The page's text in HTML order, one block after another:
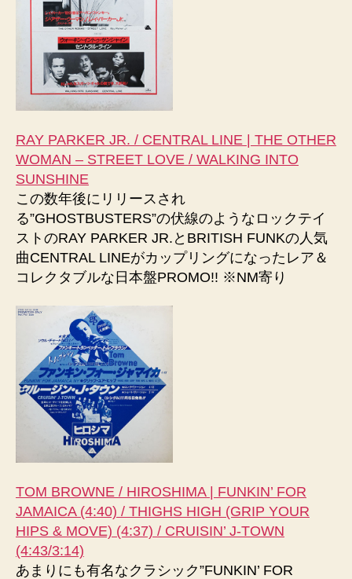
RAY PARKER JR. / CENTRAL LINE | THE OTHER
WOMAN – STREET LOVE / WALKING INTO
SUNSHINE
この数年後にリリースされ
る”GHOSTBUSTERS”の伏線のようなロックテイ
ストのRAY PARKER JR.とBRITISH FUNKの人気
曲CENTRAL LINEがカップリングになったレア＆
コレクタブルな日本盤PROMO!! ※NM寄り
TOM BROWNE / HIROSHIMA | FUNKIN’ FOR
JAMAICA (4:40) / THIGHS HIGH (GRIP YOUR
HIPS & MOVE) (4:37) / CRUISIN’ J-TOWN
(4:43/3:14)
あまりにも有名なクラシック”FUNKIN’ FOR